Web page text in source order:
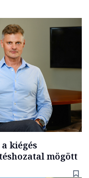
kiégés
mögött